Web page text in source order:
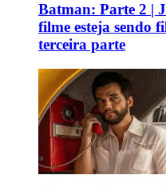
Batman: Parte 2 |
filme esteja sendo
terceira parte